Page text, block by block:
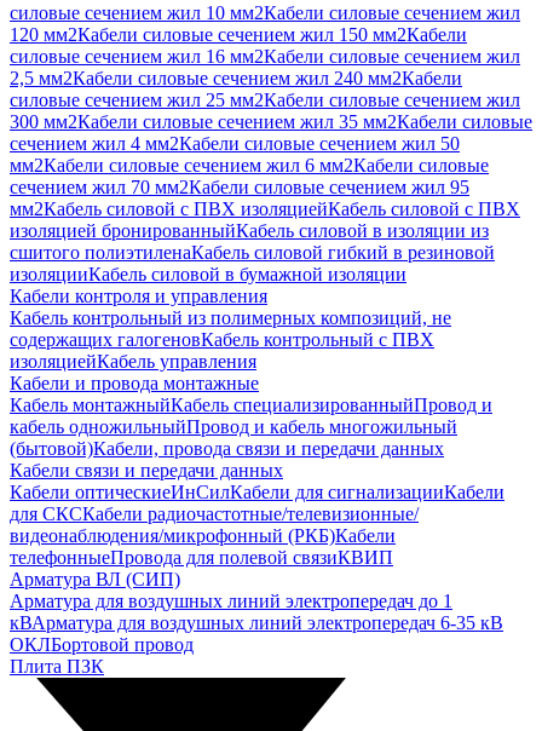
силовые сечением жил 10 мм2Кабели силовые сечением жил
120 мм2Кабели силовые сечением жил 150 мм2Кабели
силовые сечением жил 16 мм2Кабели силовые сечением жил
2,5 мм2Кабели силовые сечением жил 240 мм2Кабели
силовые сечением жил 25 мм2Кабели силовые сечением жил
300 мм2Кабели силовые сечением жил 35 мм2Кабели силовые
сечением жил 4 мм2Кабели силовые сечением жил 50
мм2Кабели силовые сечением жил 6 мм2Кабели силовые
сечением жил 70 мм2Кабели силовые сечением жил 95
мм2Кабель силовой с ПВХ изоляциейКабель силовой с ПВХ
изоляцией бронированныйКабель силовой в изоляции из
сшитого полиэтиленаКабель силовой гибкий в резиновой
изоляцииКабель силовой в бумажной изоляции
Кабели контроля и управления
Кабель контрольный из полимерных композиций, не
содержащих галогеновКабель контрольный с ПВХ
изоляциейКабель управления
Кабели и провода монтажные
Кабель монтажныйКабель специализированныйПровод и
кабель одножильныйПровод и кабель многожильный
(бытовой)Кабели, провода связи и передачи данных
Кабели связи и передачи данных
Кабели оптическиеИнСилКабели для сигнализацииКабели
для СКСКабели радиочастотные/телевизионные/
видеонаблюдения/микрофонный (РКБ)Кабели
телефонныеПровода для полевой связиКВИП
Арматура ВЛ (СИП)
Арматура для воздушных линий электропередач до 1
кВАрматура для воздушных линий электропередач 6-35 кВ
ОКЛБортовой провод
Плита ПЗК